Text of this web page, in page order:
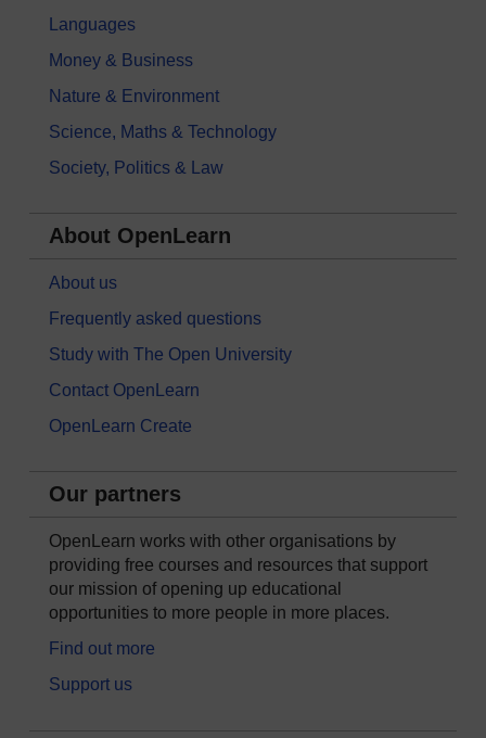
Languages
Money & Business
Nature & Environment
Science, Maths & Technology
Society, Politics & Law
About OpenLearn
About us
Frequently asked questions
Study with The Open University
Contact OpenLearn
OpenLearn Create
Our partners
OpenLearn works with other organisations by
providing free courses and resources that support
our mission of opening up educational
opportunities to more people in more places.
Find out more
Support us